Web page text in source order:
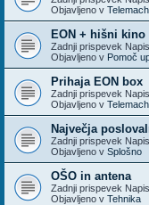
Objavljeno v Telemach
EON + hišni kino
Zadnji prispevek
Objavljeno v Pomoč
Prihaja EON box
Zadnji prispevek
Objavljeno v Telemach
Največja
Zadnji prispevek
Objavljeno v Splošno
OŠO in antena
Zadnji prispevek
Objavljeno v Tehnika